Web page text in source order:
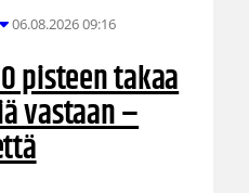
06.08.2026 09:16
pisteen takaa
vastaan –